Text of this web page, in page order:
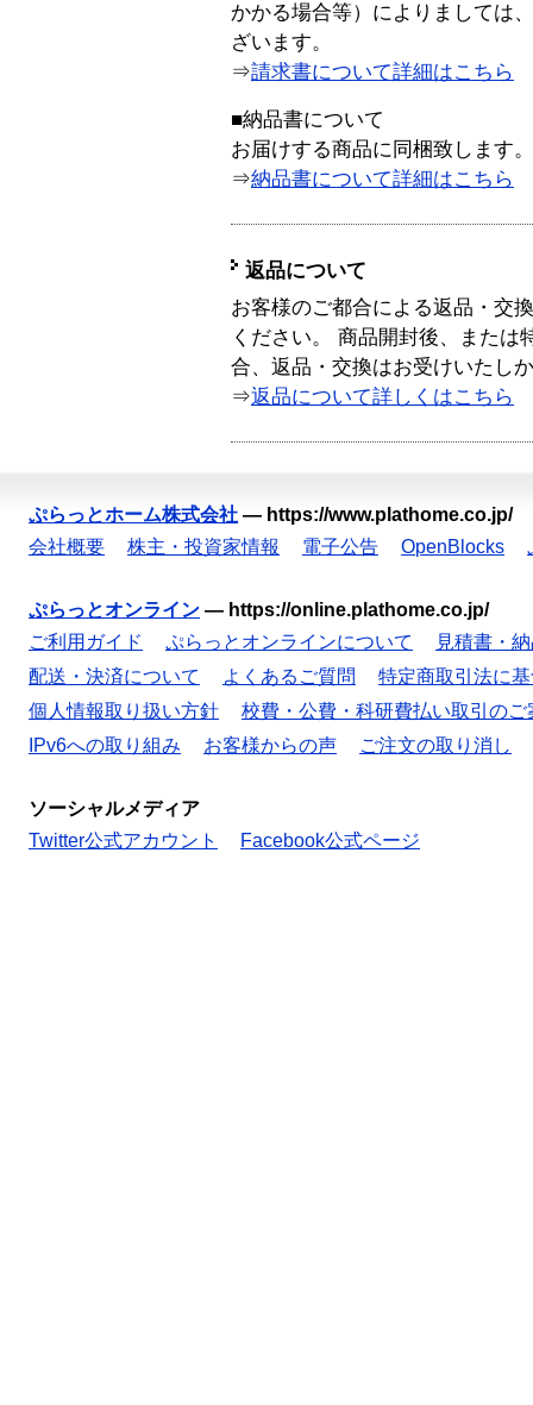
かかる場合等）によりましては
ざいます。
⇒請求書について詳細はこちら
■納品書について
お届けする商品に同梱致します。
⇒納品書について詳細はこちら
返品について
お客様のご都合による返品・交
ください。 商品開封後、または
合、返品・交換はお受けいたし
⇒返品について詳しくはこちら
ぷらっとホーム株式会社 — https://www.plathome.co.jp/
会社概要
株主・投資家情報 電子公告 OpenBlocks
ぷらっとオンライン — https://online.plathome.co.jp/
ご利用ガイド
ぷらっとオンラインについて
見積書・
配送・決済について
よくあるご質問
特定商取引法に
個人情報取り扱い方針
校費・公費・科研費払い取引のご
IPv6への取り組み
お客様からの声 ご注文の取り消し
ソーシャルメディア
Twitter公式アカウント
Facebook公式ページ